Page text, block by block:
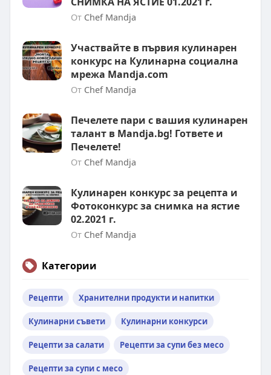
От Chef Mandja
Участвайте в първия кулинарен
конкурс на Кулинарна социална
мрежа Mandja.com
От Chef Mandja
Печелете пари с вашия кулинарен
талант в Mandja.bg! Гответе и
Печелете!
От Chef Mandja
Кулинарен конкурс за рецепта и
Фотоконкурс за снимка на ястие
02.2021 г.
От Chef Mandja
Категории
Рецепти Хранителни продукти и напитки
Кулинарни съвети Кулинарни конкурси
Рецепти за салати Рецепти за супи без месо
Рецепти за супи с месо